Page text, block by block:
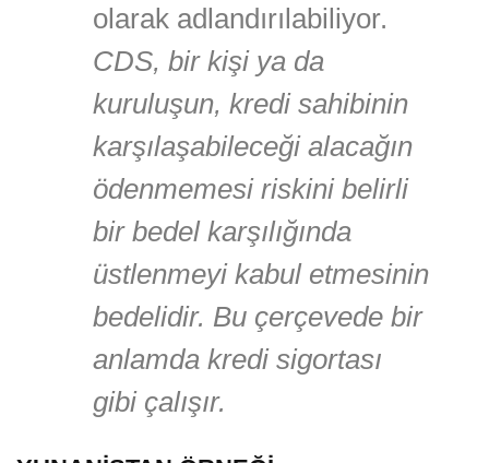
olarak adlandırılabiliyor.
CDS, bir kişi ya da
kuruluşun, kredi sahibinin
karşılaşabileceği alacağın
ödenmemesi riskini belirli
bir bedel karşılığında
üstlenmeyi kabul etmesinin
bedelidir. Bu çerçevede bir
anlamda kredi sigortası
gibi çalışır.